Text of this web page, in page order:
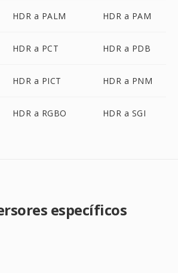
HDR a PALM HDR a PAM
HDR a PCT HDR a PDB
HDR a PICT HDR a PNM
HDR a RGBO HDR a SGI
específicos